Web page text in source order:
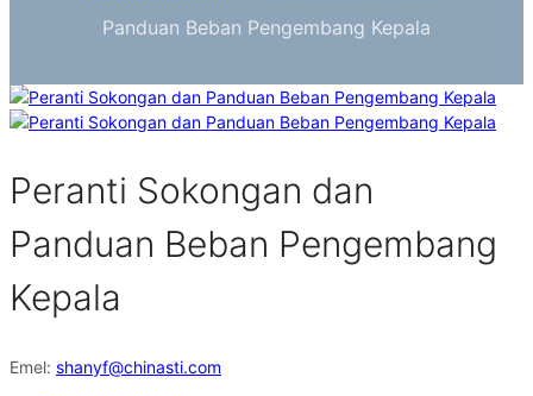
Panduan Beban Pengembang Kepala
Peranti Sokongan dan
Panduan Beban Pengembang
Kepala
Emel: shanyf@chinasti.com